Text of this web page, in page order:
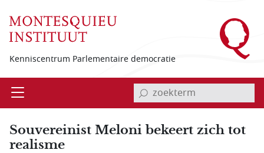
Kenniscentrum Parlementaire democratie
Open invoerveld zoekterm
Souvereinist Meloni bekeert zich tot
realisme